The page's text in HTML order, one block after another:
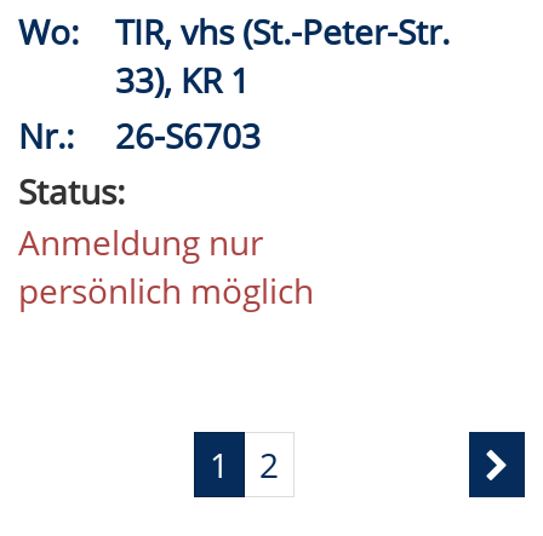
Wo:
TIR, vhs (St.-Peter-Str.
33), KR 1
Nr.:
26-S6703
Status:
Anmeldung nur
persönlich möglich
1 2